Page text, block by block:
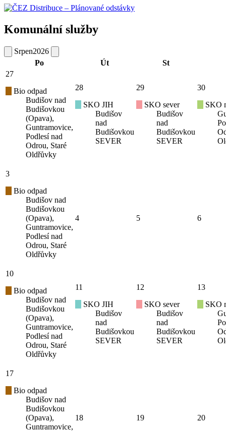
Komunální služby
Srpen2026
Po
Út
St
27
Bio odpad
Budišov nad
Budišovkou
(Opava),
Guntramovice,
Podlesí nad
Odrou, Staré
Oldřůvky
28
SKO JIH
Budišov
nad
Budišovkou
SEVER
29
SKO sever
Budišov
nad
Budišovkou
SEVER
30
SKO
3
Bio odpad
Budišov nad
Budišovkou
(Opava),
Guntramovice,
Podlesí nad
Odrou, Staré
Oldřůvky
4 5 6
10
Bio odpad
Budišov nad
Budišovkou
(Opava),
Guntramovice,
Podlesí nad
Odrou, Staré
Oldřůvky
11
SKO JIH
Budišov
nad
Budišovkou
SEVER
12
SKO sever
Budišov
nad
Budišovkou
SEVER
13
SKO
17
Bio odpad
Budišov nad
Budišovkou
(Opava),
Guntramovice,
18 19 20